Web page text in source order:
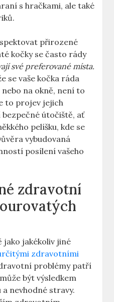
s hračkami, ale také
přirozené
kočky se často rády
své preferované místa.
se vaše kočka ráda
na okně, není to
to projev jejich
útočiště, ať
pelíšku, kde se
vybudovaná
posílení vašeho
zdravotní
jako jakékoliv jiné
zdravotními
problémy patří
být výsledkem
nevhodné stravy.